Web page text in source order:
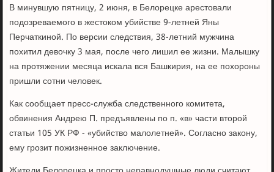
В минувшую пятницу, 2 июня, в Белорецке арестовали
подозреваемого в жестоком убийстве 9-летней Яны
Перчаткиной. По версии следствия, 38-летний мужчина
похитил девочку 3 мая, после чего лишил ее жизни. Малышку
на протяжении месяца искала вся Башкирия, на ее похороны
пришли сотни человек.
Как сообщает пресс-служба следственного комитета,
обвинения Андрею П. предъявлены по п. «в» части второй
статьи 105 УК РФ - «убийство малолетней». Согласно закону,
ему грозит пожизненное заключение.